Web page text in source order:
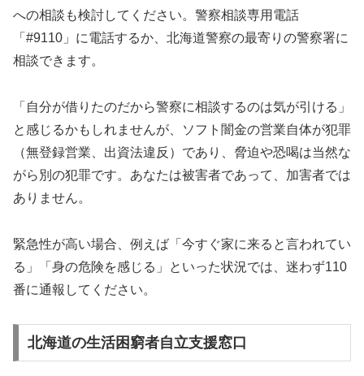
への相談も検討してください。警察相談専用電話
「#9110」に電話するか、北海道警察の最寄りの警察署に
相談できます。
「自分が借りたのだから警察に相談するのは気が引ける」
と感じるかもしれませんが、ソフト闇金の営業自体が犯罪
（無登録営業、出資法違反）であり、脅迫や恐喝は当然な
がら別の犯罪です。あなたは被害者であって、加害者では
ありません。
緊急性が高い場合、例えば「今すぐ家に来ると言われてい
る」「身の危険を感じる」といった状況では、迷わず110
番に通報してください。
北海道の生活困窮者自立支援窓口